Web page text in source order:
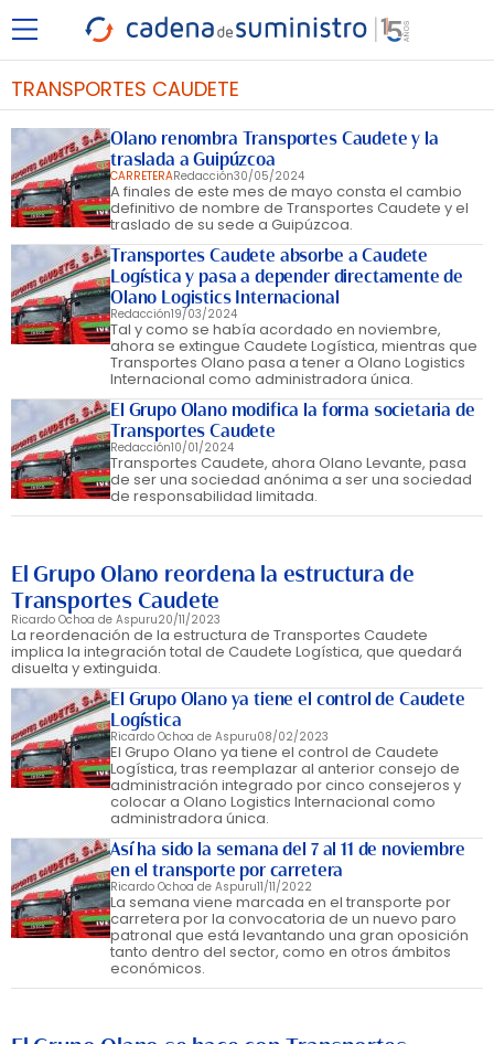
TRANSPORTES CAUDETE
Olano renombra Transportes Caudete y la
traslada a Guipúzcoa
CARRETERARedacción30/05/2024
A finales de este mes de mayo consta el cambio
definitivo de nombre de Transportes Caudete y el
traslado de su sede a Guipúzcoa.
Transportes Caudete absorbe a Caudete
Logística y pasa a depender directamente de
Olano Logistics Internacional
Redacción19/03/2024
Tal y como se había acordado en noviembre,
ahora se extingue Caudete Logística, mientras que
Transportes Olano pasa a tener a Olano Logistics
Internacional como administradora única.
El Grupo Olano modifica la forma societaria de
Transportes Caudete
Redacción10/01/2024
Transportes Caudete, ahora Olano Levante, pasa
de ser una sociedad anónima a ser una sociedad
de responsabilidad limitada.
El Grupo Olano reordena la estructura de
Transportes Caudete
Ricardo Ochoa de Aspuru20/11/2023
La reordenación de la estructura de Transportes Caudete
implica la integración total de Caudete Logística, que quedará
disuelta y extinguida.
El Grupo Olano ya tiene el control de Caudete
Logística
Ricardo Ochoa de Aspuru08/02/2023
El Grupo Olano ya tiene el control de Caudete
Logística, tras reemplazar al anterior consejo de
administración integrado por cinco consejeros y
colocar a Olano Logistics Internacional como
administradora única.
Así ha sido la semana del 7 al 11 de noviembre
en el transporte por carretera
Ricardo Ochoa de Aspuru11/11/2022
La semana viene marcada en el transporte por
carretera por la convocatoria de un nuevo paro
patronal que está levantando una gran oposición
tanto dentro del sector, como en otros ámbitos
económicos.